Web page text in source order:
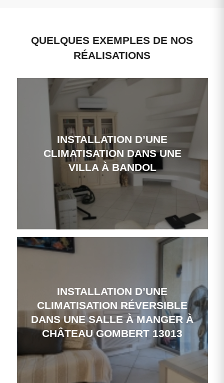
QUELQUES EXEMPLES DE NOS
RÉALISATIONS
INSTALLATION D’UNE
CLIMATISATION DANS UNE
VILLA À BANDOL
INSTALLATION D’UNE
CLIMATISATION RÉVERSIBLE
DANS UNE SALLE À MANGER À
CHÂTEAU GOMBERT 13013